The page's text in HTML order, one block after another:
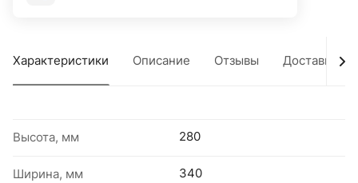
Характеристики Описание Отзывы Доставка
Высота, мм 280
Ширина, мм 340